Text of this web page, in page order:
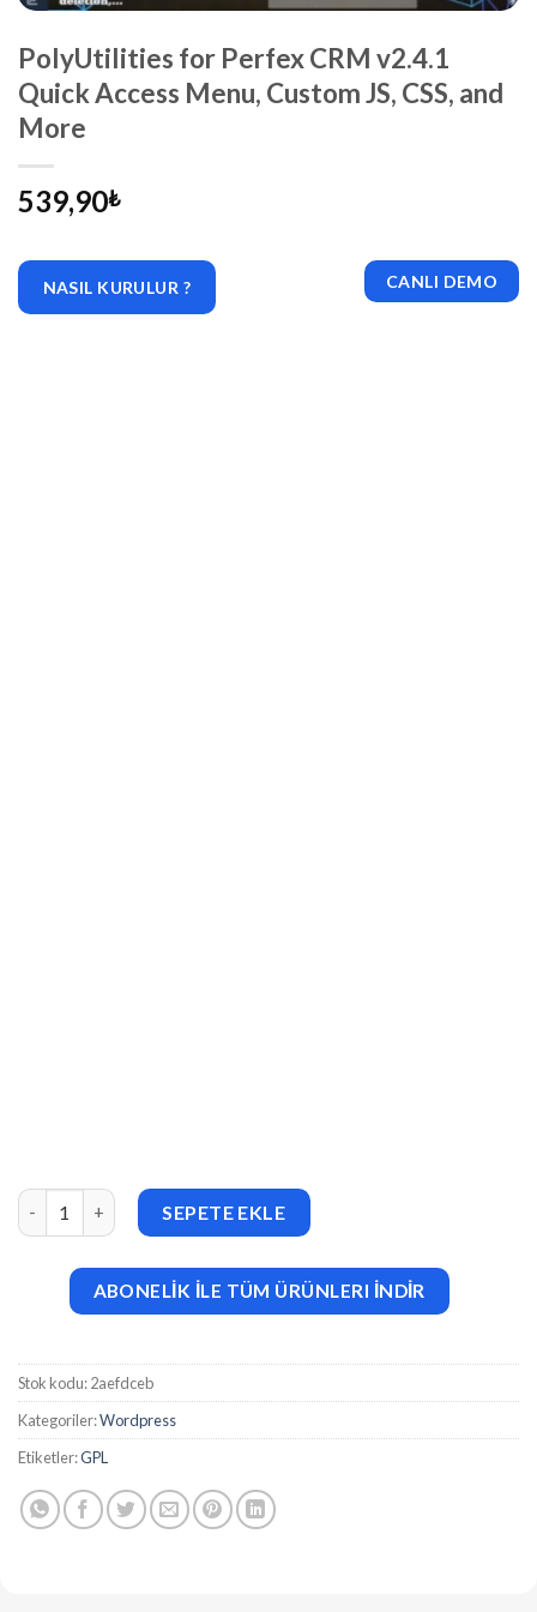
PolyUtilities for Perfex CRM v2.4.1
Quick Access Menu, Custom JS, CSS, and
More
539,90₺
NASIL KURULUR ? CANLI DEMO
PolyUtilities for Perfex CRM v2.4.1 Quick Access Menu, Custom
SEPETE EKLE
ABONELİK İLE TÜM ÜRÜNLERI İNDİR
Stok kodu:2aefdceb
Kategoriler:Wordpress
Etiketler:GPL